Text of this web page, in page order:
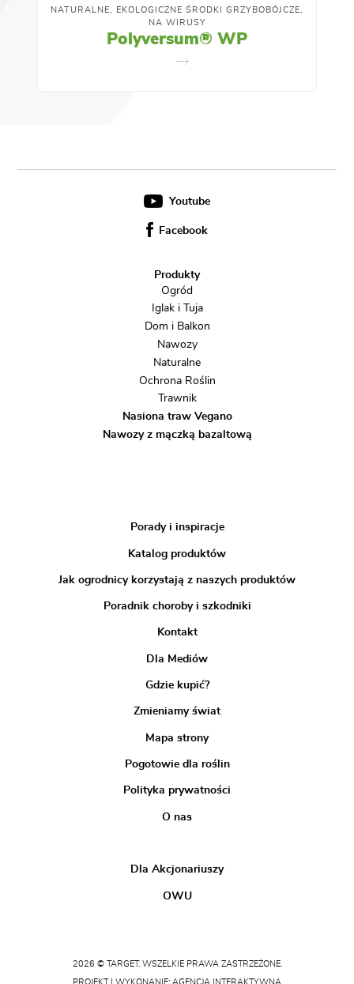
NATURALNE, EKOLOGICZNE ŚRODKI GRZYBOBÓJCZE,
NA WIRUSY
Polyversum® WP
Youtube
Facebook
Produkty
Ogród
Iglak i Tuja
Dom i Balkon
Nawozy
Naturalne
Ochrona Roślin
Trawnik
Nasiona traw Vegano
Nawozy z mączką bazaltową
Porady i inspiracje
Katalog produktów
Jak ogrodnicy korzystają z naszych produktów
Poradnik choroby i szkodniki
Kontakt
Dla Mediów
Gdzie kupić?
Zmieniamy świat
Mapa strony
Pogotowie dla roślin
Polityka prywatności
O nas
Dla Akcjonariuszy
OWU
2026 © TARGET. WSZELKIE PRAWA ZASTRZEŻONE.
PROJEKT I WYKONANIE: AGENCJA INTERAKTYWNA